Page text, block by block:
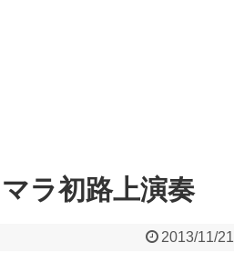
ラ初路上演奏
2013/11/21